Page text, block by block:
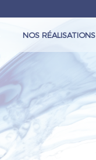
NOS RÉALISATIONS